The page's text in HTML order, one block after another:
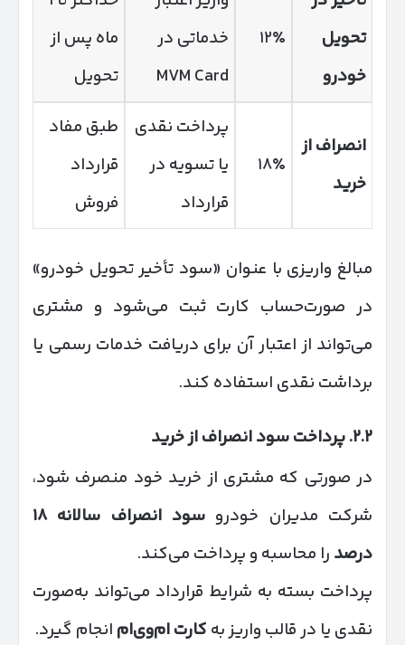
تحویل
خودرو
۱۲٪
خدماتی در
MVM Card
ماه پس از
تحویل
انصراف از
خرید
۱۸٪
پرداخت نقدی
یا تسویه در
قرارداد
طبق مفاد
قرارداد
فروش
مبالغ واریزی با عنوان «سود تأخیر تحویل خودرو»
در صورت‌حساب کارت ثبت می‌شود و مشتری
می‌تواند از اعتبار آن برای دریافت خدمات رسمی یا
برداشت نقدی استفاده کند.
۲.۲.پرداخت سود انصراف از خرید
در صورتی که مشتری از خرید خود منصرف شود،
شرکت مدیران خودرو سود انصراف سالانه۱۸
درصد را محاسبه و پرداخت می‌کند.
پرداخت بسته به شرایط قرارداد می‌تواند به‌صورت
نقدی یا در قالب واریز به کارت ام‌وی‌ام انجام گیرد.